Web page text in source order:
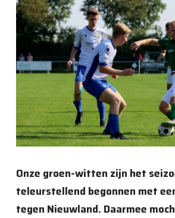
Onze groen-witten zijn het
teleurstellend begonnen met
tegen Nieuwland. Daarmee